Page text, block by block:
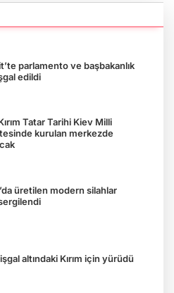
parlamento ve başbakanlık
edildi
Tatar Tarihi Kiev Milli
kurulan merkezde
üretilen modern silahlar
altındaki Kırım için yürüdü